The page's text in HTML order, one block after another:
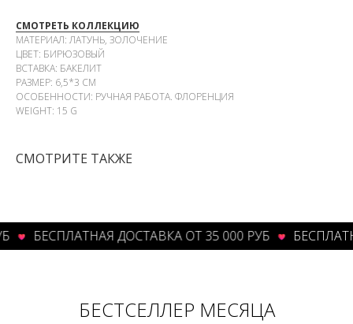
СМОТРЕТЬ КОЛЛЕКЦИЮ
МАТЕРИАЛ: ЛАТУНЬ, ЗОЛОЧЕНИЕ
ЦВЕТ: БИРЮЗОВЫЙ
ВСТАВКА: БАКЕЛИТ
РАЗМЕР: 6,5*3 СМ
ОСОБЕННОСТИ: РУЧНАЯ РАБОТА. ФЛОРЕНЦИЯ
WEIGHT: 15 G
СМОТРИТЕ ТАКЖЕ
БЕСПЛАТНАЯ ДОСТАВКА ОТ 35 000 РУБ
БЕСТСЕЛЛЕР МЕСЯЦА